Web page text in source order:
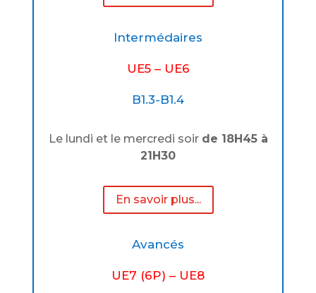
Intermédaires
UE5 – UE6
B1.3-B1.4
Le lundi et le mercredi soir de 18H45 à
21H30
En savoir plus...
Avancés
UE7 (6P) – UE8